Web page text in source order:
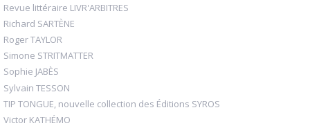
Revue littéraire LIVR'ARBITRES
Richard SARTÈNE
Roger TAYLOR
Simone STRITMATTER
Sophie JABÈS
Sylvain TESSON
TIP TONGUE, nouvelle collection des Éditions SYROS
Victor KATHÉMO